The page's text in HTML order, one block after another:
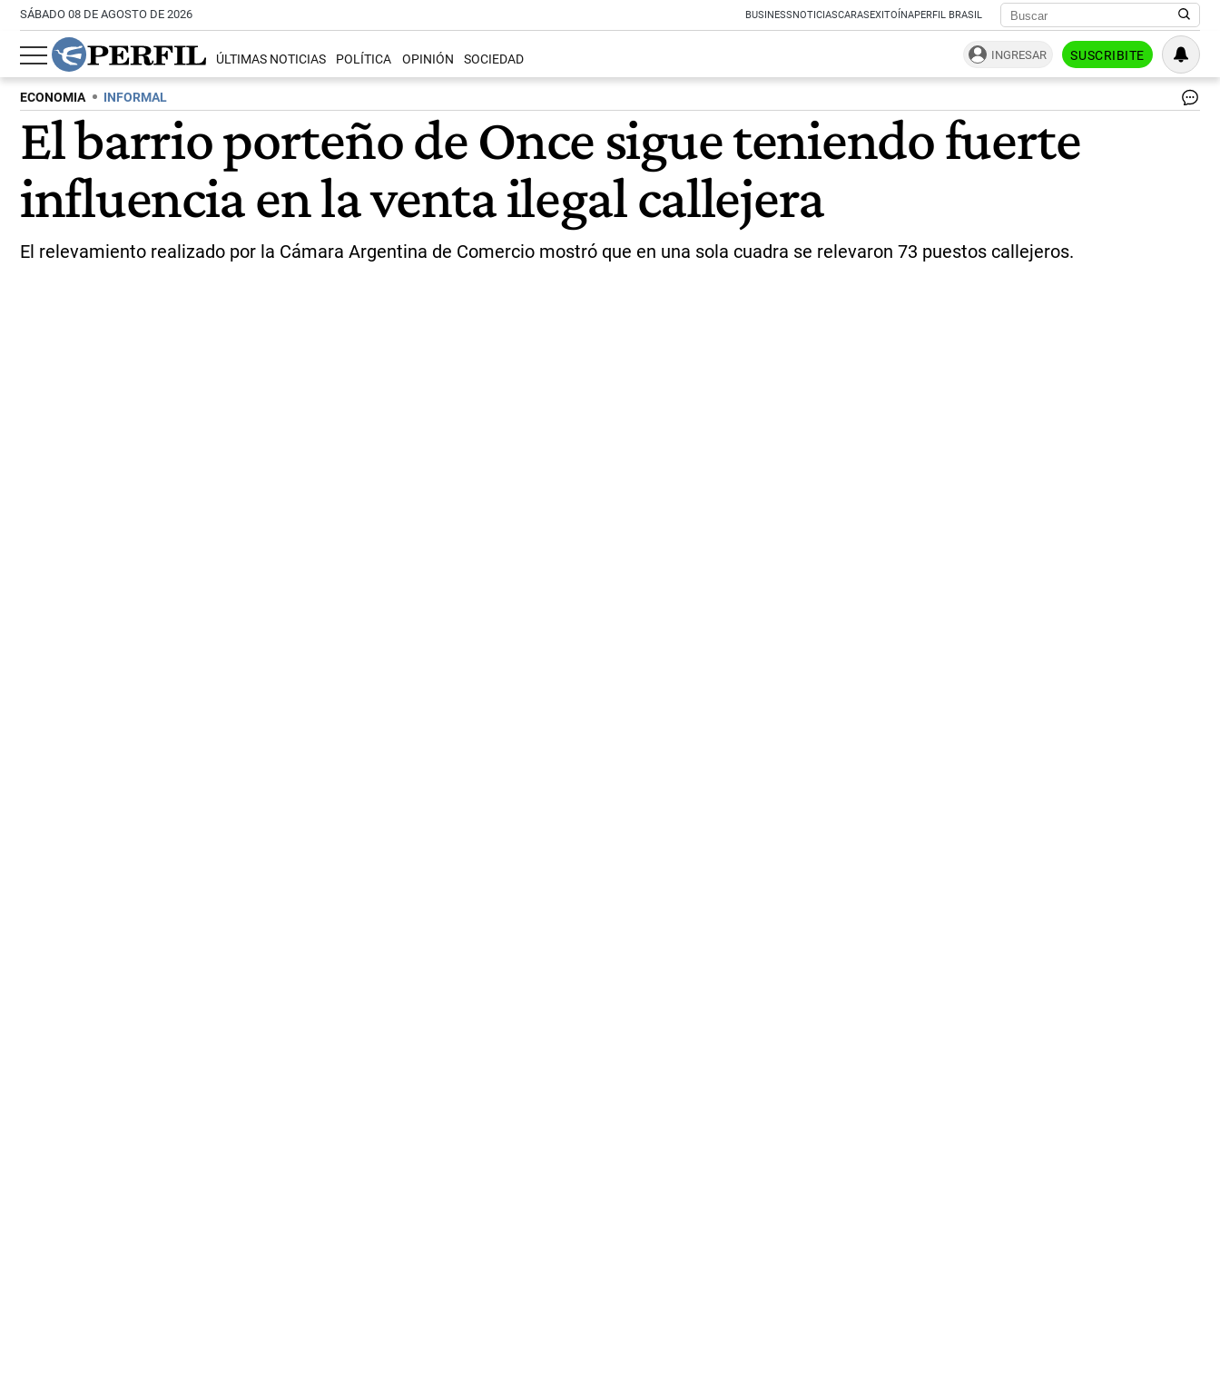
SÁBADO 08 DE AGOSTO DE 2026 BUSINESSNOTICIASCARASEXITOÍNAPERFIL BRASIL
ÚLTIMAS NOTICIAS POLÍTICA OPINIÓN SOCIEDAD INGRESAR SUSCRIBITE
ECONOMIA INFORMAL
El barrio porteño de Once sigue teniendo fuerte
influencia en la venta ilegal callejera
El relevamiento realizado por la Cámara Argentina de Comercio mostró que en una sola cuadra se relevaron 73 puestos callejeros.